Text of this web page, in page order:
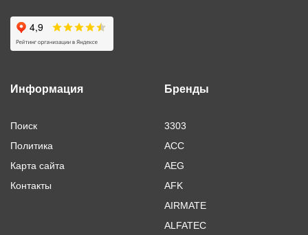
Информация
Поиск
Политика
Карта сайта
Контакты
Бренды
3303
ACC
AEG
AFK
AIRMATE
ALFATEC